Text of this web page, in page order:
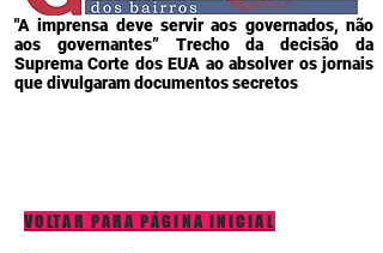
"A imprensa deve servir aos governados, não
aos governantes” Trecho da decisão da
Suprema Corte dos EUA ao absolver os jornais
que divulgaram documentos secretos
VOLTAR PARA PÁGINA INICIAL